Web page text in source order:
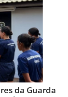
da Guarda